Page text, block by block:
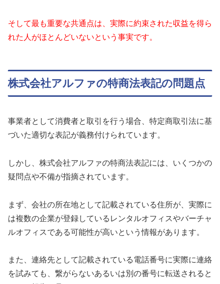
そして最も重要な共通点は、実際に約束された収益を得ら
れた人がほとんどいないという事実です。
株式会社アルファの特商法表記の問題点
事業者として消費者と取引を行う場合、特定商取引法に基
づいた適切な表記が義務付けられています。
しかし、株式会社アルファの特商法表記には、いくつかの
疑問点や不備が指摘されています。
まず、会社の所在地として記載されている住所が、実際に
は複数の企業が登録しているレンタルオフィスやバーチャ
ルオフィスである可能性が高いという情報があります。
また、連絡先として記載されている電話番号に実際に連絡
を試みても、繋がらないあるいは別の番号に転送されると